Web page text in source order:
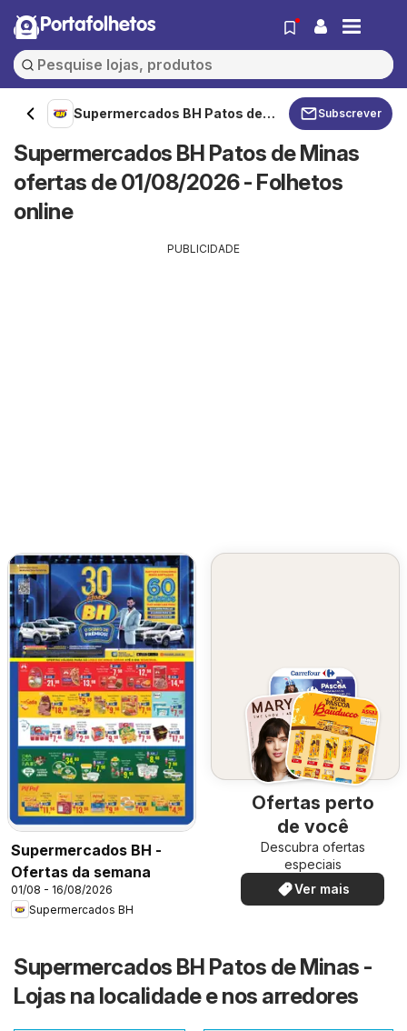
Portafolhetos
Supermercados BH Patos de
Subscrever
Supermercados BH Patos de Minas
ofertas de 01/08/2026 - Folhetos
online
PUBLICIDADE
Supermercados BH -
Ofertas da semana
01/08 - 16/08/2026
Supermercados BH
Ofertas perto
de você
Descubra ofertas
especiais
Ver mais
Supermercados BH Patos de Minas -
Lojas na localidade e nos arredores